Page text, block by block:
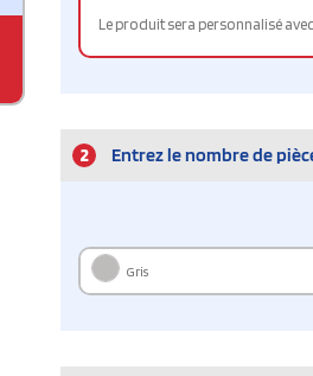
Le produit sera personnalisé
2 Entrez le nombre de
Gris